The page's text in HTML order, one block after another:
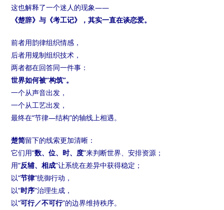
这也解释了一个迷人的现象——
《楚辞》与《考工记》，其实一直在谈恋爱。
前者用韵律组织情感，
后者用规制组织技术，
两者都在回答同一件事：
世界如何被“构筑”。
一个从声音出发，
一个从工艺出发，
最终在“节律—结构”的轴线上相遇。
楚简留下的线索更加清晰：
它们用“数、位、时、度”来判断世界、安排资源；
用“反辅、相成”让系统在差异中获得稳定；
以“节律”统御行动，
以“时序”治理生成，
以“可行／不可行”的边界维持秩序。